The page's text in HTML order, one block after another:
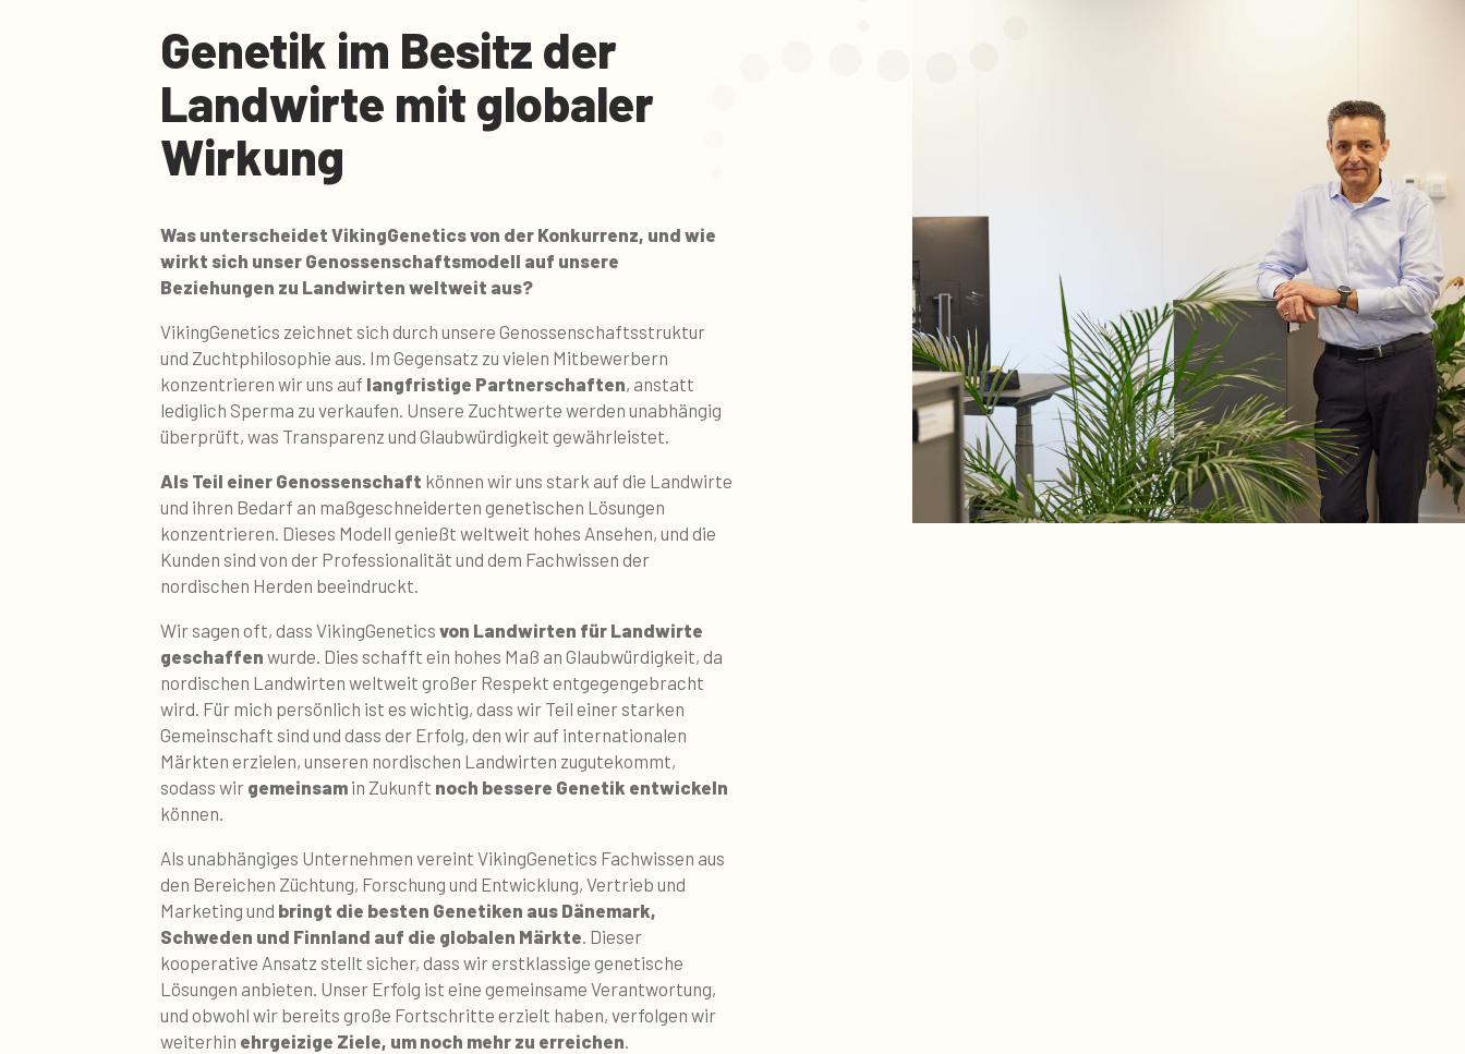
Genetik im Besitz der
Landwirte mit globaler
Wirkung
Was unterscheidet VikingGenetics von der Konkurrenz, und wie
wirkt sich unser Genossenschaftsmodell auf unsere
Beziehungen zu Landwirten weltweit aus?
VikingGenetics zeichnet sich durch unsere Genossenschaftsstruktur
und Zuchtphilosophie aus. Im Gegensatz zu vielen Mitbewerbern
konzentrieren wir uns auf langfristige Partnerschaften, anstatt
lediglich Sperma zu verkaufen. Unsere Zuchtwerte werden unabhängig
überprüft, was Transparenz und Glaubwürdigkeit gewährleistet.
Als Teil einer Genossenschaft können wir uns stark auf die Landwirte
und ihren Bedarf an maßgeschneiderten genetischen Lösungen
konzentrieren. Dieses Modell genießt weltweit hohes Ansehen, und die
Kunden sind von der Professionalität und dem Fachwissen der
nordischen Herden beeindruckt.
Wir sagen oft, dass VikingGenetics von Landwirten für Landwirte
geschaffen wurde. Dies schafft ein hohes Maß an Glaubwürdigkeit, da
nordischen Landwirten weltweit großer Respekt entgegengebracht
wird. Für mich persönlich ist es wichtig, dass wir Teil einer starken
Gemeinschaft sind und dass der Erfolg, den wir auf internationalen
Märkten erzielen, unseren nordischen Landwirten zugutekommt,
sodass wir gemeinsam in Zukunft noch bessere Genetik entwickeln
können.
Als unabhängiges Unternehmen vereint VikingGenetics Fachwissen aus
den Bereichen Züchtung, Forschung und Entwicklung, Vertrieb und
Marketing und bringt die besten Genetiken aus Dänemark,
Schweden und Finnland auf die globalen Märkte . Dieser
kooperative Ansatz stellt sicher, dass wir erstklassige genetische
Lösungen anbieten. Unser Erfolg ist eine gemeinsame Verantwortung,
und obwohl wir bereits große Fortschritte erzielt haben, verfolgen wir
weiterhin ehrgeizige Ziele, um noch mehr zu erreichen